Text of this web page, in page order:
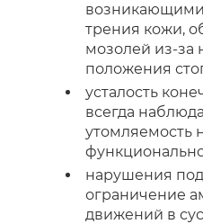
возникающими
трения кожи,
мозолей из-за
положения
усталость
всегда
утомляемость
нарушения
ограничение
движений в